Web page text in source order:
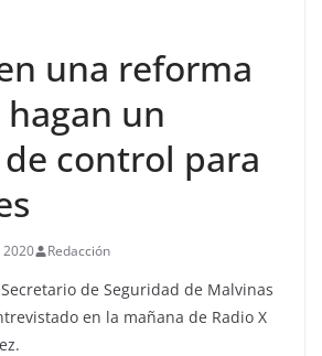
una reforma
un
control para
Redacción
Secretario de Seguridad de Malvinas
en la mañana de Radio X